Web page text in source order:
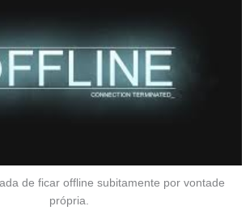
de ficar offline subitamente por vontade
própria.